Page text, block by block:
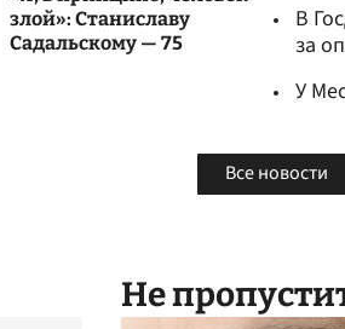
злой»: Станиславу
Садальскому — 75
В
за
У
Все новости
Не